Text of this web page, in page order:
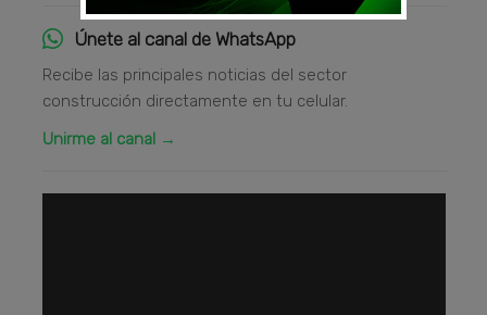
Únete al canal de WhatsApp
Recibe las principales noticias del sector
construcción directamente en tu celular.
Unirme al canal →